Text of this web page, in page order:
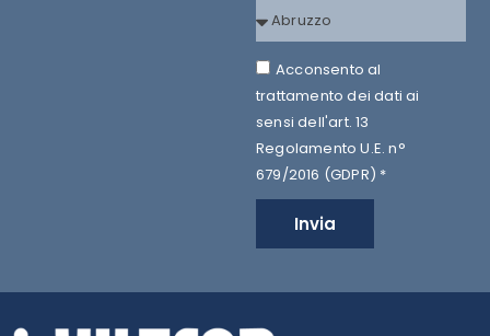
Acconsento al
trattamento dei dati ai
sensi dell'art. 13
Regolamento U.E. n°
679/2016 (GDPR) *
Invia